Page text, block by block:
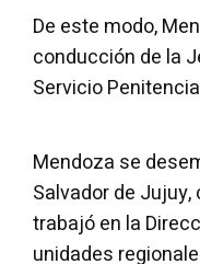
De este modo,
conducción de la
Servicio
Mendoza se
Salvador de
trabajó en la
unidades